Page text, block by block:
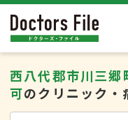
西八代郡市川三
可のクリニック・